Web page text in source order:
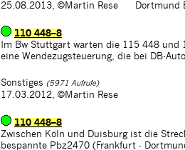
25.08.2013, ©Martin Rese Dortmund
110 448–8
Im Bw Stuttgart warten die 115 448 und
eine Wendezugsteuerung, die bei DB-
Sonstiges (5971 Aufrufe)
17.03.2012, ©Martin Rese
110 448–8
Zwischen Köln und Duisburg ist die
bespannte Pbz2470 (Frankfurt -